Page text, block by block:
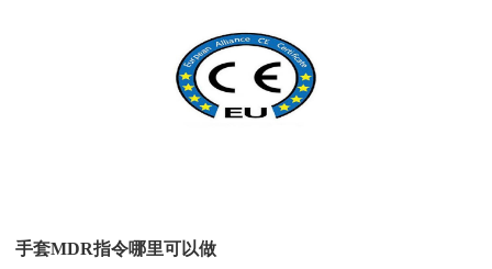
手套MDR指令哪里可以做